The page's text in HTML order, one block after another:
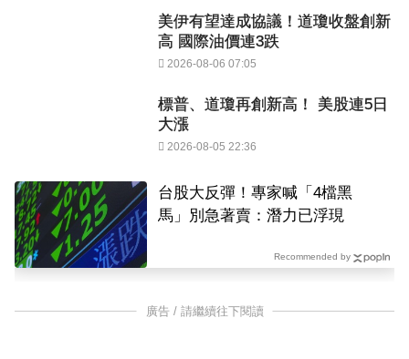
美伊有望達成協議！道瓊收盤創新
高 國際油價連3跌
2026-08-06 07:05
標普、道瓊再創新高！ 美股連5日
大漲
2026-08-05 22:36
台股大反彈！專家喊「4檔黑
馬」別急著賣：潛力已浮現
Recommended by
廣告 / 請繼續往下閱讀